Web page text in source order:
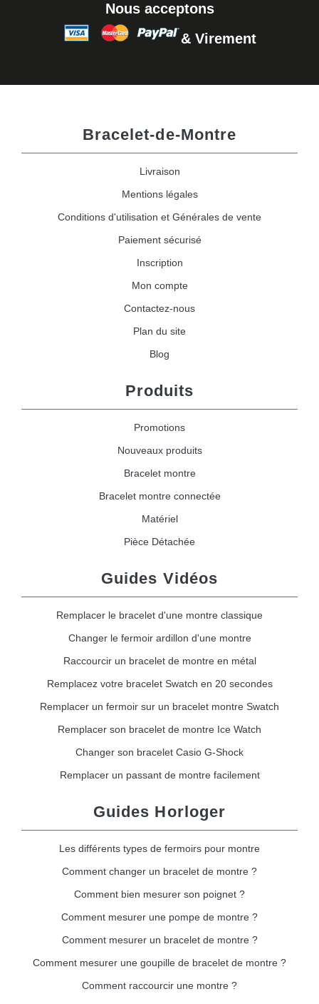
Nous acceptons
& Virement
Bracelet-de-Montre
Livraison
Mentions légales
Conditions d'utilisation et Générales de vente
Paiement sécurisé
Inscription
Mon compte
Contactez-nous
Plan du site
Blog
Produits
Promotions
Nouveaux produits
Bracelet montre
Bracelet montre connectée
Matériel
Pièce Détachée
Guides Vidéos
Remplacer le bracelet d'une montre classique
Changer le fermoir ardillon d'une montre
Raccourcir un bracelet de montre en métal
Remplacez votre bracelet Swatch en 20 secondes
Remplacer un fermoir sur un bracelet montre Swatch
Remplacer son bracelet de montre Ice Watch
Changer son bracelet Casio G-Shock
Remplacer un passant de montre facilement
Guides Horloger
Les différents types de fermoirs pour montre
Comment changer un bracelet de montre ?
Comment bien mesurer son poignet ?
Comment mesurer une pompe de montre ?
Comment mesurer un bracelet de montre ?
Comment mesurer une goupille de bracelet de montre ?
Comment raccourcir une montre ?